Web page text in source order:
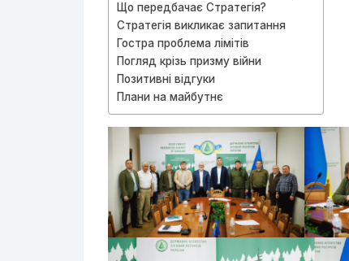
Що передбачає Стратегія?
Стратегія викликає запитання
Гостра проблема лімітів
Погляд крізь призму війни
Позитивні відгуки
Плани на майбутнє